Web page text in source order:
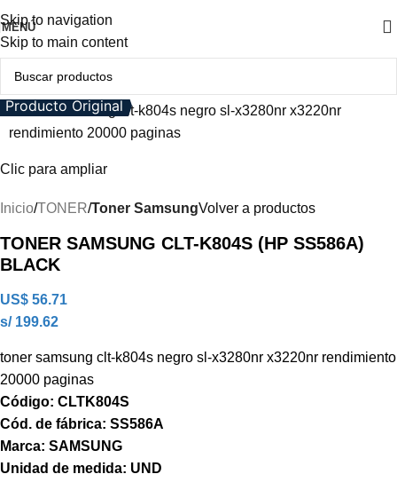
Skip to navigation
Skip to main content
MENÚ
Producto Original
Clic para ampliar
Inicio TONER Toner SamsungVolver a productos
TONER SAMSUNG CLT-K804S (HP SS586A)
BLACK
US$ 56.71
s/ 199.62
toner samsung clt-k804s negro sl-x3280nr x3220nr rendimiento
20000 paginas
Código: CLTK804S
Cód. de fábrica: SS586A
Marca: SAMSUNG
Unidad de medida: UND